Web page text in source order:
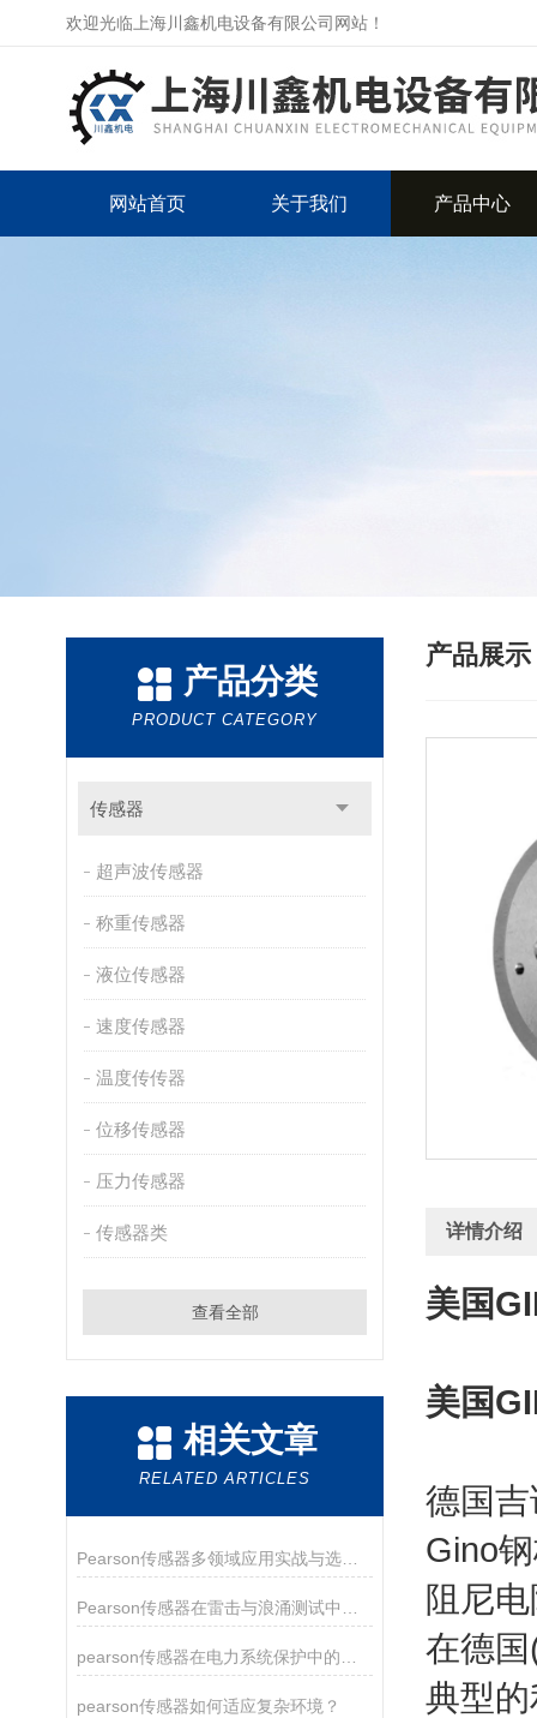
欢迎光临上海川鑫机电设备有限公司网站！
网站首页 关于我们 产品中心
产品分类
PRODUCT CATEGORY
传感器
超声波传感器
称重传感器
液位传感器
速度传感器
温度传传器
位移传感器
压力传感器
传感器类
查看全部
相关文章
RELATED ARTICLES
Pearson传感器多领域应用实战与选型指南
pearson传感器如何适应复杂环境？
产品展示
详情介绍
美国
美国
德国
Gino
阻尼
在德
典型